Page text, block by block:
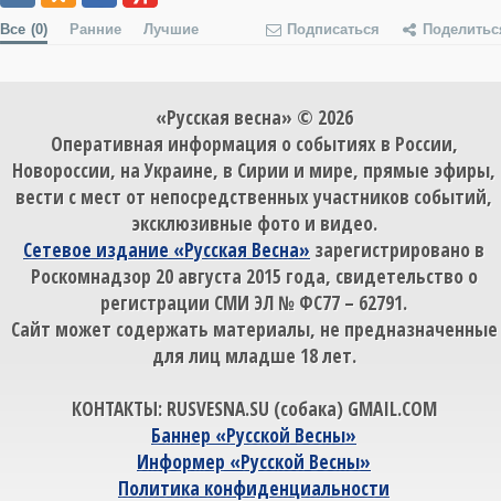
Все (0) Ранние Лучшие Подписаться
«Русская весна» © 2026
Оперативная информация о событиях в России,
Новороссии, на Украине, в Сирии и мире, прямые эфиры,
вести с мест от непосредственных участников событий,
эксклюзивные фото и видео.
Сетевое издание «Русская Весна» зарегистрировано в
Роскомнадзор 20 августа 2015 года, свидетельство о
регистрации СМИ ЭЛ № ФС77 – 62791.
Сайт может содержать материалы, не предназначенные
для лиц младше 18 лет.
КОНТАКТЫ: RUSVESNA.SU (собака) GMAIL.COM
Баннер «Русской Весны»
Информер «Русской Весны»
Политика конфиденциальности